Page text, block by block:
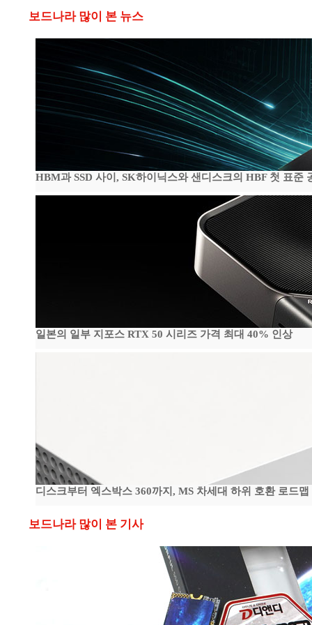
보드나라 많이 본 뉴스
HBM과 SSD 사이, SK하이닉스와 샌디스크의 HBF 첫 표준
일본의 일부 지포스 RTX 50 시리즈 가격 최대 40% 인상
디스크부터 엑스박스 360까지, MS 차세대 하위 호환 로드맵
보드나라 많이 본 기사